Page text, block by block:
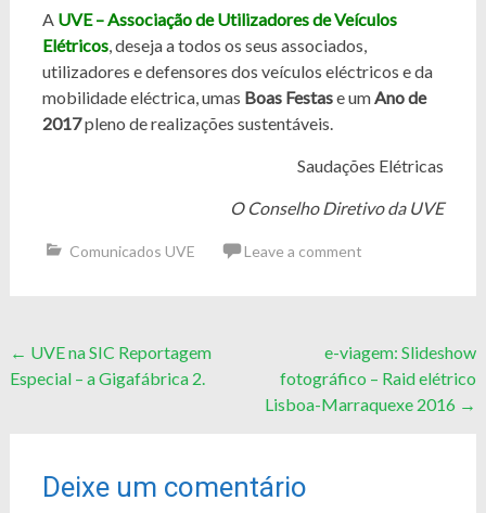
A UVE – Associação de Utilizadores de Veículos
Elétricos, deseja a todos os seus associados,
utilizadores e defensores dos veículos eléctricos e da
mobilidade eléctrica, umas Boas Festase um Ano de
2017pleno de realizações sustentáveis.
Saudações Elétricas
O Conselho Diretivo da UVE
Comunicados UVE Leave a comment
Post
navigation
← UVE na SIC Reportagem
Especial – a Gigafábrica 2.
e-viagem: Slideshow
fotográfico – Raid elétrico
Lisboa-Marraquexe 2016 →
Deixe um comentário